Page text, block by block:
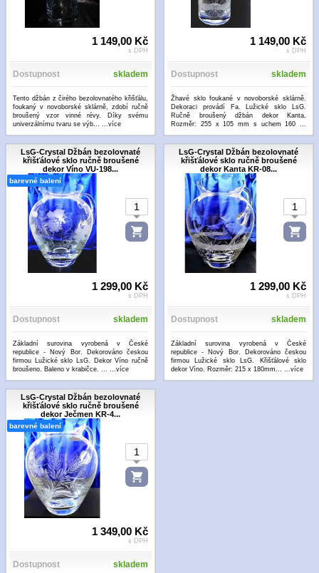
1 149,00 Kč
s DPH
Dostupnost skladem
Tento džbán z čirého bezolovnatého křišťálu,
foukaný v novoborské sklárně, zdobí ručně
broušený vzor vinné révy. Díky svému
univerzálnímu tvaru se výb... ...více
1 149,00 Kč
s DPH
Dostupnost skladem
Žhavé sklo foukané v novoborské sklárně.
Dekoraci provádí Fa. Lužické sklo LsG.
Ručně broušený džbán dekor Kanta,
Rozměr: 255 x 105 mm s uchem 160 ...
LsG-Crystal Džbán bezolovnaté
křišťálové sklo ručně broušené
dekor Víno VU-198...
barevné balení
1 299,00 Kč
s DPH
Dostupnost skladem
Základní surovina vyrobená v České
republice - Nový Bor. Dekorováno českou
firmou Lužické sklo LsG. Dekor Víno ručně
broušeno. Baleno v krabičce. ... ...více
LsG-Crystal Džbán bezolovnaté
křišťálové sklo ručně broušené
dekor Kanta KR-08...
1 299,00 Kč
s DPH
Dostupnost skladem
Základní surovina vyrobená v České
republice - Nový Bor. Dekorováno českou
firmou Lužické sklo LsG. Křišťálové sklo
dekor Víno. Rozměr: 215 x 180mm... ...více
LsG-Crystal Džbán bezolovnaté
křišťálové sklo ručně broušené
dekor Ječmen KR-4...
barevné balení
1 349,00 Kč
s DPH
Dostupnost skladem